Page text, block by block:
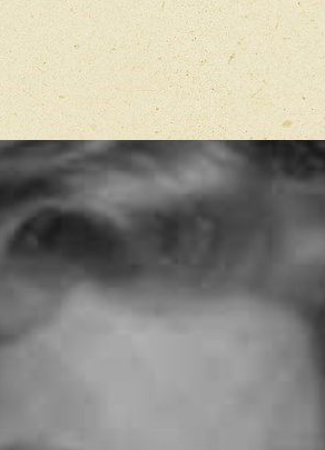
Имя
Отзыв